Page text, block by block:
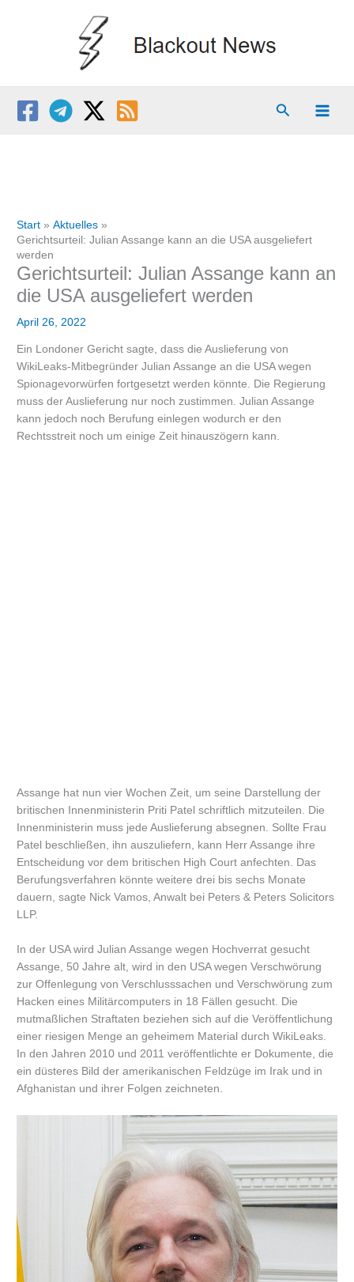
Suchen
Start
Aktuelles
Gerichtsurteil: Julian Assange kann an die USA ausgeliefert
werden
Gerichtsurteil: Julian Assange kann an
die USA ausgeliefert werden
April 26, 2022
Ein Londoner Gericht sagte, dass die Auslieferung von
WikiLeaks-Mitbegründer Julian Assange an die USA wegen
Spionagevorwürfen fortgesetzt werden könnte. Die Regierung
muss der Auslieferung nur noch zustimmen. Julian Assange
kann jedoch noch Berufung einlegen wodurch er den
Rechtsstreit noch um einige Zeit hinauszögern kann.
Assange hat nun vier Wochen Zeit, um seine Darstellung der
britischen Innenministerin Priti Patel schriftlich mitzuteilen. Die
Innenministerin muss jede Auslieferung absegnen. Sollte Frau
Patel beschließen, ihn auszuliefern, kann Herr Assange ihre
Entscheidung vor dem britischen High Court anfechten. Das
Berufungsverfahren könnte weitere drei bis sechs Monate
dauern, sagte Nick Vamos, Anwalt bei Peters & Peters Solicitors
LLP.
In der USA wird Julian Assange wegen Hochverrat gesucht
Assange, 50 Jahre alt, wird in den USA wegen Verschwörung
zur Offenlegung von Verschlusssachen und Verschwörung zum
Hacken eines Militärcomputers in 18 Fällen gesucht. Die
mutmaßlichen Straftaten beziehen sich auf die Veröffentlichung
einer riesigen Menge an geheimem Material durch WikiLeaks.
In den Jahren 2010 und 2011 veröffentlichte er Dokumente, die
ein düsteres Bild der amerikanischen Feldzüge im Irak und in
Afghanistan und ihrer Folgen zeichneten.